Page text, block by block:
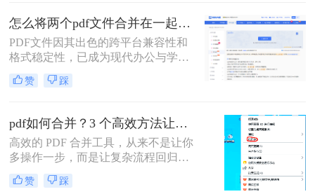
而，面对市场上琳琅满目的工具和方
法，许多用户往往感到困惑：哪种方
法最快捷？哪种最安全？怎么合并pdf
文件=
怎么将两个pdf文件合并在一起？五大方法全面解析！
PDF文件因其出色的跨平台兼容性和
格式稳定性，已成为现代办公与学术
交流中不可或缺的文件格式。然而，
当我们面对需要整合多个PDF文档的
任务就成为了一个常见挑战。
赞 踩
pdf如何合并？3 个高效方法让办公效率翻倍！
高效的 PDF 合并工具，从来不是让你
多操作一步，而是让复杂流程回归简
单本质。职场中，谁没遇到过需要将
多个 PDF 文件合并的场景？项目报告
赞 踩